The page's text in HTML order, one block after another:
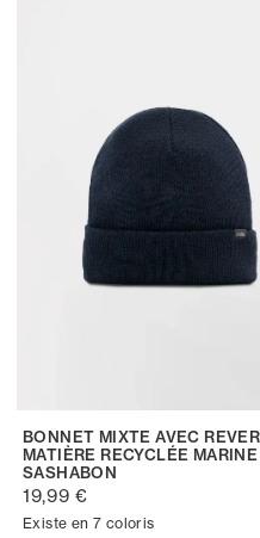
BONNET MIXTE AVEC
MATIÈRE RECYCLÉE MARINE
SASHABON
19,99 €
Existe en 7 coloris